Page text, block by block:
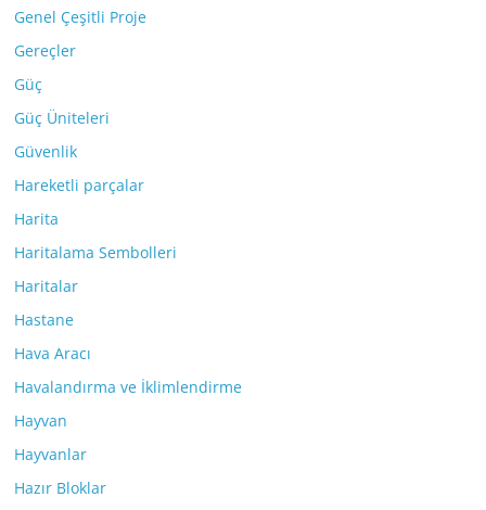
Genel Çeşitli Proje
Gereçler
Güç
Güç Üniteleri
Güvenlik
Hareketli parçalar
Harita
Haritalama Sembolleri
Haritalar
Hastane
Hava Aracı
Havalandırma ve İklimlendirme
Hayvan
Hayvanlar
Hazır Bloklar